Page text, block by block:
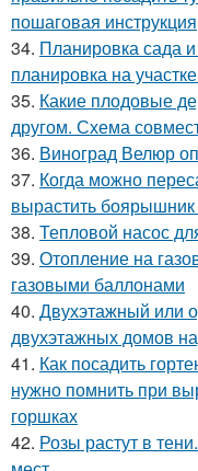
пошаговая инструкция
34. Планировка сада
планировка на
35. Какие плодовые
другом. Схема
36. Виноград Велюр
37. Когда можно
вырастить боярышник
38. Тепловой насос
39. Отопление на
газовыми баллонами
40. Двухэтажный или
двухэтажных домов
41. Как посадить
нужно помнить при
горшках
42. Розы растут в